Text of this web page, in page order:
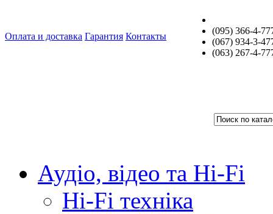
Оплата и доставка Гарантия Контакты
(095) 366-4-
(067) 934-3-
(063) 267-4-
Аудіо, відео та Hi-Fi
Hi-Fi техніка